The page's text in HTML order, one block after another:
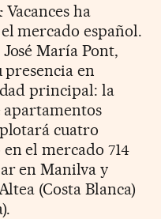
ha
mercado español.
María Pont,
en
principal: la
cuatro
el mercado 714
en Manilva y
(Costa Blanca)